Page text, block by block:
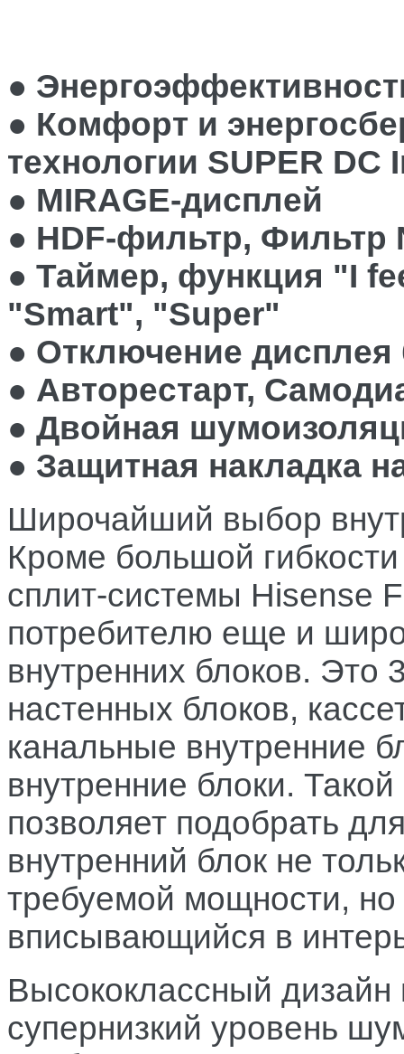
●
● Комфорт и
технологии SUPER DC
● MIRAGE-дисплей
● HDF-фильтр, Фильтр
● Таймер, функция "I
"Smart", "Super"
● Отключение дисплея
● Авторестарт,
● Двойная
● Защитная накладка
Широчайший выбор
Кроме большой
сплит-системы Hisense
потребителю еще и
внутренних блоков. Это
настенных блоков,
канальные внутренние
внутренние блоки.
позволяет подобрать
внутренний блок не
требуемой мощности,
вписывающийся в
Высококлассный
супернизкий уровень